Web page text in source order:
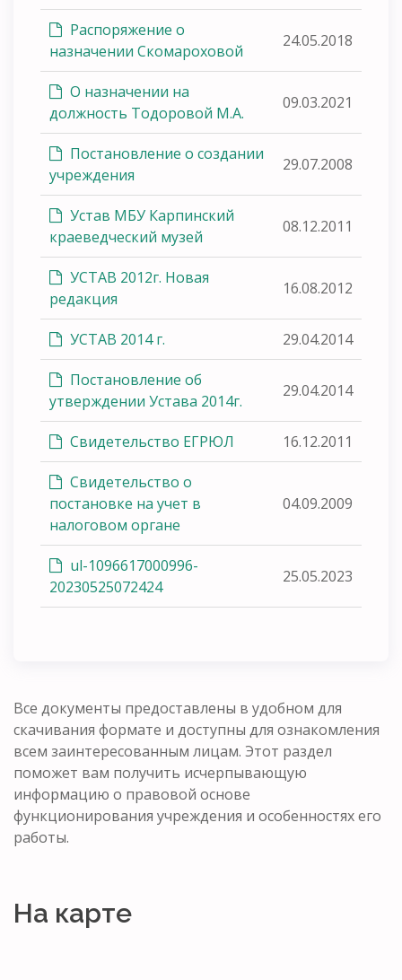
Распоряжение о
назначении Скомароховой
24.05.2018
О назначении на
должность Тодоровой М.А.
09.03.2021
Постановление о создании
учреждения
29.07.2008
Устав МБУ Карпинский
краеведческий музей
08.12.2011
УСТАВ 2012г. Новая
редакция
16.08.2012
УСТАВ 2014 г. 29.04.2014
Постановление об
утверждении Устава 2014г.
29.04.2014
Свидетельство ЕГРЮЛ 16.12.2011
Свидетельство о
постановке на учет в
налоговом органе
04.09.2009
ul-1096617000996-
20230525072424
25.05.2023
Все документы предоставлены в удобном для
скачивания формате и доступны для ознакомления
всем заинтересованным лицам. Этот раздел
поможет вам получить исчерпывающую
информацию о правовой основе
функционирования учреждения и особенностях его
работы.
На карте